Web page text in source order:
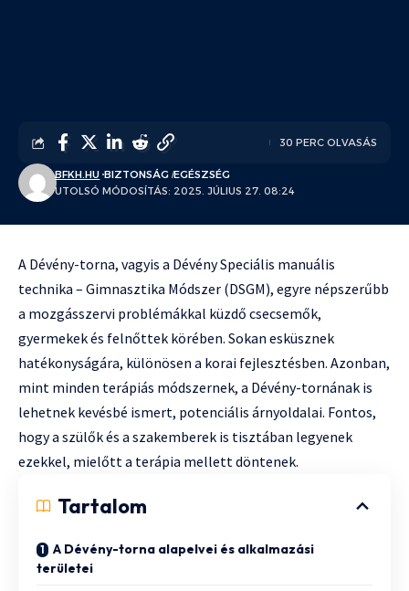
UTOLSÓ MÓDOSÍTÁS: 2025. JÚLIUS 27. 08:24
BFKH.HU BIZTONSÁG EGÉSZSÉG
30 PERC OLVASÁS
A Dévény-torna, vagyis a Dévény Speciális manuális
technika – Gimnasztika Módszer (DSGM), egyre népszerűbb
a mozgásszervi problémákkal küzdő csecsemők,
gyermekek és felnőttek körében. Sokan esküsznek
hatékonyságára, különösen a korai fejlesztésben. Azonban,
mint minden terápiás módszernek, a Dévény-tornának is
lehetnek kevésbé ismert, potenciális árnyoldalai. Fontos,
hogy a szülők és a szakemberek is tisztában legyenek
ezekkel, mielőtt a terápia mellett döntenek.
Tartalom
A Dévény-torna alapelvei és alkalmazási
területei